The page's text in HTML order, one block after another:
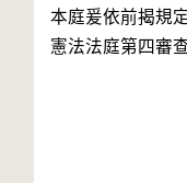
本庭爰依前揭規
憲法法庭第四審